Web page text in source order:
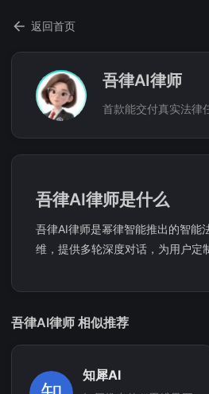
返回首页
吾律AI律师
首款能交付真实法律
吾律AI律师是什么
吾律AI律师是幂律智能推出的智能
维，提供多轮深度对话，为用户定
吾律AI律师 相似推荐
知犀AI